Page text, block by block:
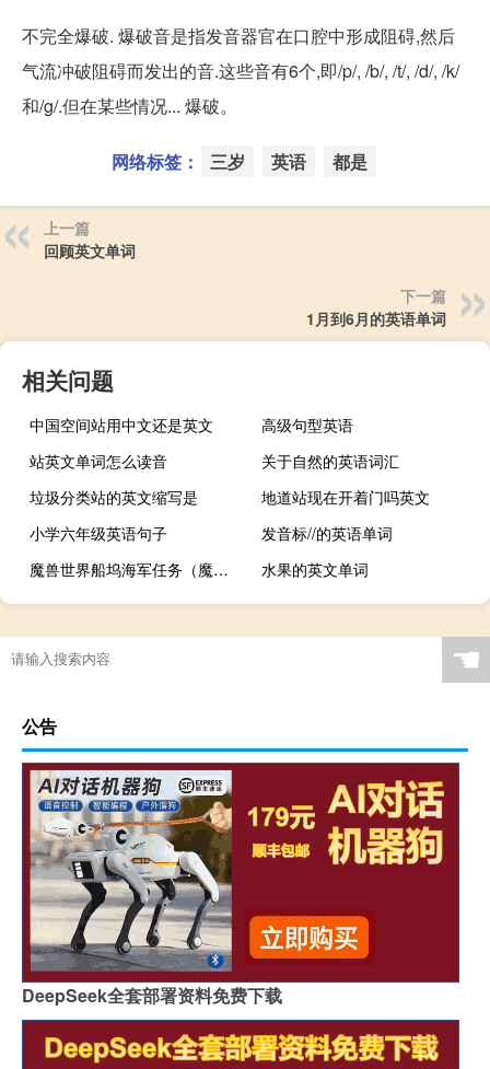
不完全爆破. 爆破音是指发音器官在口腔中形成阻碍,然后
气流冲破阻碍而发出的音.这些音有6个,即/p/, /b/, /t/, /d/, /k/
和/g/.但在某些情况... 爆破。
网络标签： 三岁 英语 都是
上一篇
回顾英文单词
下一篇
1月到6月的英语单词
相关问题
中国空间站用中文还是英文
高级句型英语
站英文单词怎么读音
关于自然的英语词汇
垃圾分类站的英文缩写是
地道站现在开着门吗英文
小学六年级英语句子
发音标//的英语单词
魔兽世界船坞海军任务（魔兽世界船坞海军任务完成攻略）
水果的英文单词
☚
公告
DeepSeek全套部署资料免费下载